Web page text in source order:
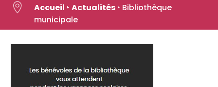
 Accueil ‣ Actualités‣ Bibliothèque
municipale